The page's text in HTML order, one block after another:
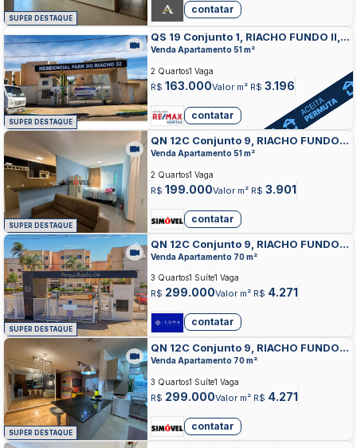
SUPER DESTAQUE
contatar
SUPER DESTAQUE
QS 19 Conjunto 1, RIACHO FUNDO II,
RIACHO FUNDO
Venda Apartamento 51 m²
R$ 163.000Valor m² R$ 3.196
2 Quartos1 Vaga
contatar
SUPER DESTAQUE
QN 12C Conjunto 9, RIACHO FUNDO
II, RIACHO FUNDO
Venda Apartamento 51 m²
R$ 199.000Valor m² R$ 3.901
2 Quartos1 Vaga
contatar
SUPER DESTAQUE
QN 12C Conjunto 9, RIACHO FUNDO
II, RIACHO FUNDO
Venda Apartamento 70 m²
R$ 299.000Valor m² R$ 4.271
3 Quartos1 Suíte1 Vaga
contatar
SUPER DESTAQUE
QN 12C Conjunto 9, RIACHO FUNDO
II, RIACHO FUNDO
Venda Apartamento 70 m²
R$ 299.000Valor m² R$ 4.271
3 Quartos1 Suíte1 Vaga
contatar